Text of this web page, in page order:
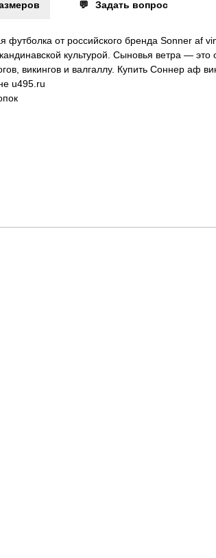
Задать вопрос
футболка от российского бренда Sonner af
культурой. Сыновья ветра — это
викингов и валгаллу. Купить Соннер аф
u495.ru